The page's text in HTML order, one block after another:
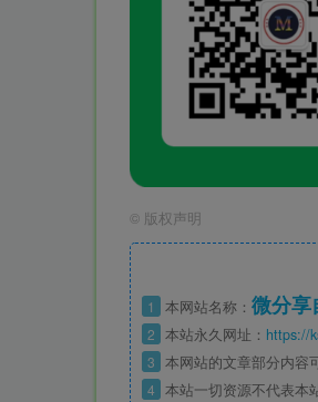
© 版权声明
1 本网站名称： 微分享
2 本站永久网址： https://
3 本网站的文章部分内容
4 本站一切资源不代表本